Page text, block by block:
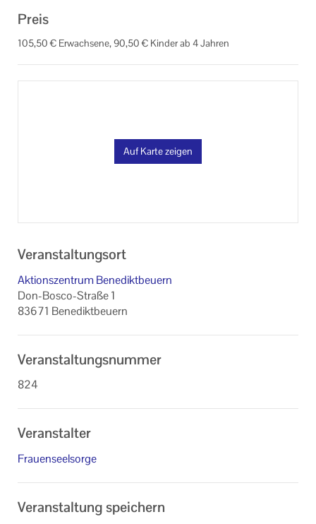
Preis
105,50 € Erwachsene, 90,50 € Kinder ab 4 Jahren
Auf Karte zeigen
Veranstaltungsort
Aktionszentrum Benediktbeuern
Don-Bosco-Straße 1
83671 Benediktbeuern
Veranstaltungsnummer
824
Veranstalter
Frauenseelsorge
Veranstaltung speichern